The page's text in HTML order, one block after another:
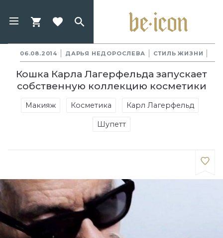
06.08.2014 ДАРЬЯ НЕДОРОСЛЕВА СТИЛЬ ЖИЗНИ
Кошка Карла Лагерфельда запускает
собственную коллекцию косметики
Макияж Косметика Карл Лагерфельд
Шупетт